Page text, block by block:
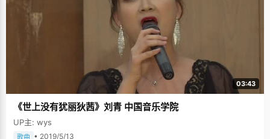
03:43
《世上没有犹丽狄茜》刘青 中国音乐学院
UP主: wys
歌曲 • 2019/5/13